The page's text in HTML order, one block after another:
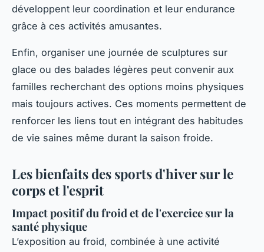
développent leur coordination et leur endurance
grâce à ces activités amusantes.
Enfin, organiser une journée de sculptures sur
glace ou des balades légères peut convenir aux
familles recherchant des options moins physiques
mais toujours actives. Ces moments permettent de
renforcer les liens tout en intégrant des habitudes
de vie saines même durant la saison froide.
Les bienfaits des sports d'hiver sur le
corps et l'esprit
Impact positif du froid et de l'exercice sur la
santé physique
L’exposition au froid, combinée à une activité